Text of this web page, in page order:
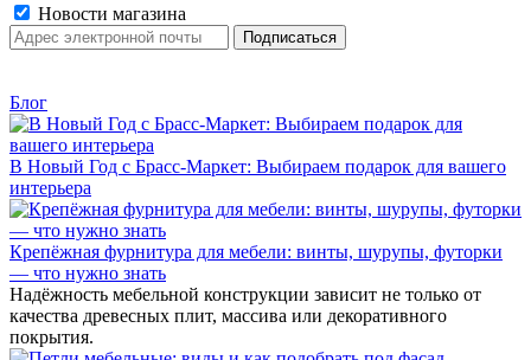
Новости магазина
Блог
В Новый Год с Брасс-Маркет: Выбираем подарок для вашего
интерьера
Крепёжная фурнитура для мебели: винты, шурупы, футорки
— что нужно знать
Надёжность мебельной конструкции зависит не только от
качества древесных плит, массива или декоративного
покрытия.